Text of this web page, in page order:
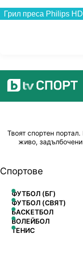
Грил преса Philips
Твоят спортен
живо, задълбочени
Спортове
ФУТБОЛ (БГ)
ФУТБОЛ (СВЯТ)
БАСКЕТБОЛ
ВОЛЕЙБОЛ
ТЕНИС